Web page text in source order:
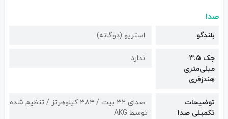
صدا
بلندگو استریو (دوگانه)
جک 3.5
میلی‌متری
هندزفری
ندارد
توضیحات
تکمیلی صدا
صدای ۳۲ بیت / ۳۸۴ کیلوهرتز / تنظیم شده
توسط AKG